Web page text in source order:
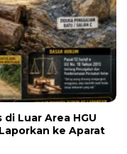
Luar Area HGU
ke Aparat